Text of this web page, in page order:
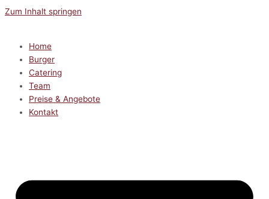
Zum Inhalt springen
Home
Burger
Catering
Team
Preise & Angebote
Kontakt